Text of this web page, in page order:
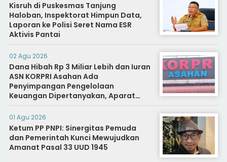
Kisruh di Puskesmas Tanjung
Haloban, Inspektorat Himpun Data,
Laporan ke Polisi Seret Nama ESR
Aktivis Pantai
02 Agu 2026
Dana Hibah Rp 3 Miliar Lebih dan Iuran
ASN KORPRI Asahan Ada
Penyimpangan Pengelolaan
Keuangan Dipertanyakan, Aparat
Diminta Segera Usut
01 Agu 2026
Ketum PP PNPI: Sinergitas Pemuda
dan Pemerintah Kunci Mewujudkan
Amanat Pasal 33 UUD 1945